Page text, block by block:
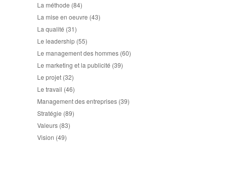
La méthode (84)
La mise en oeuvre (43)
La qualité (31)
Le leadership (55)
Le management des hommes (60)
Le marketing et la publicité (39)
Le projet (32)
Le travail (46)
Management des entreprises (39)
Stratégie (89)
Valeurs (83)
Vision (49)